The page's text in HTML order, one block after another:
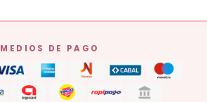
MEDIOS DE PAGO